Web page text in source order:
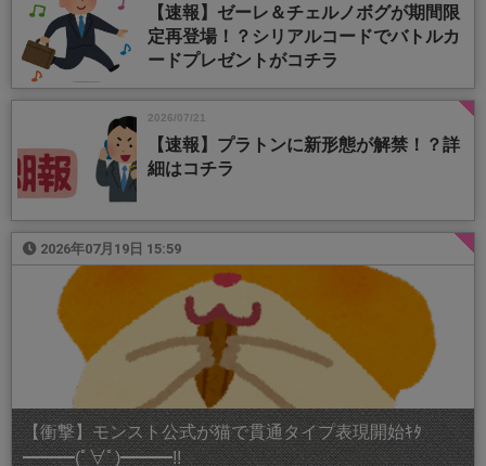
【速報】ゼーレ＆チェルノボグが期間限
定再登場！？シリアルコードでバトルカ
ードプレゼントがコチラ
2026/07/21
【速報】プラトンに新形態が解禁！？詳
細はコチラ
2026年07月19日 15:59
【衝撃】モンスト公式が猫で貫通タイプ表現開始ｷﾀ
━━━(ﾟ∀ﾟ)━━━!!